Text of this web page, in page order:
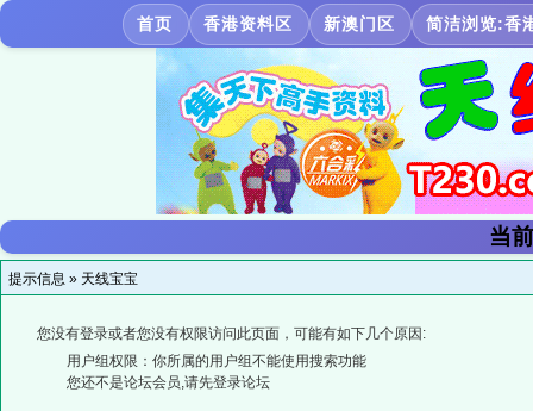
首页 香港资料区 新澳门区 简洁浏览:香
当
提示信息 » 天线宝宝
您没有登录或者您没有权限访问此页面，可能有如下几个原因:
用户组权限：你所属的用户组不能使用搜索功能
您还不是论坛会员,请先登录论坛